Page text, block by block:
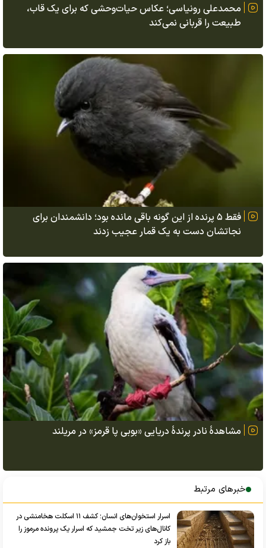
محمدعلی رونیاسی؛ عکاس حیات‌وحشی که برای یک قاب،
طبیعت را قربانی نمی‌کند
فقط ۵ پرنده از این گونه باقی مانده بود؛ دانشمندان برای
نجاتشان دست به یک قمار عجیب زدند
مشاهدهٔ نادر پرندهٔ دریایی «بوبی پا قرمز» در مریلند
خبرهای مرتبط
اسرار استخوان‌های انسان؛ کشف ۱۱ اسکلت هخامنشی در
کانال‌های زیر تخت جمشید که اسرار یک پرونده مرموز را
باز کرد